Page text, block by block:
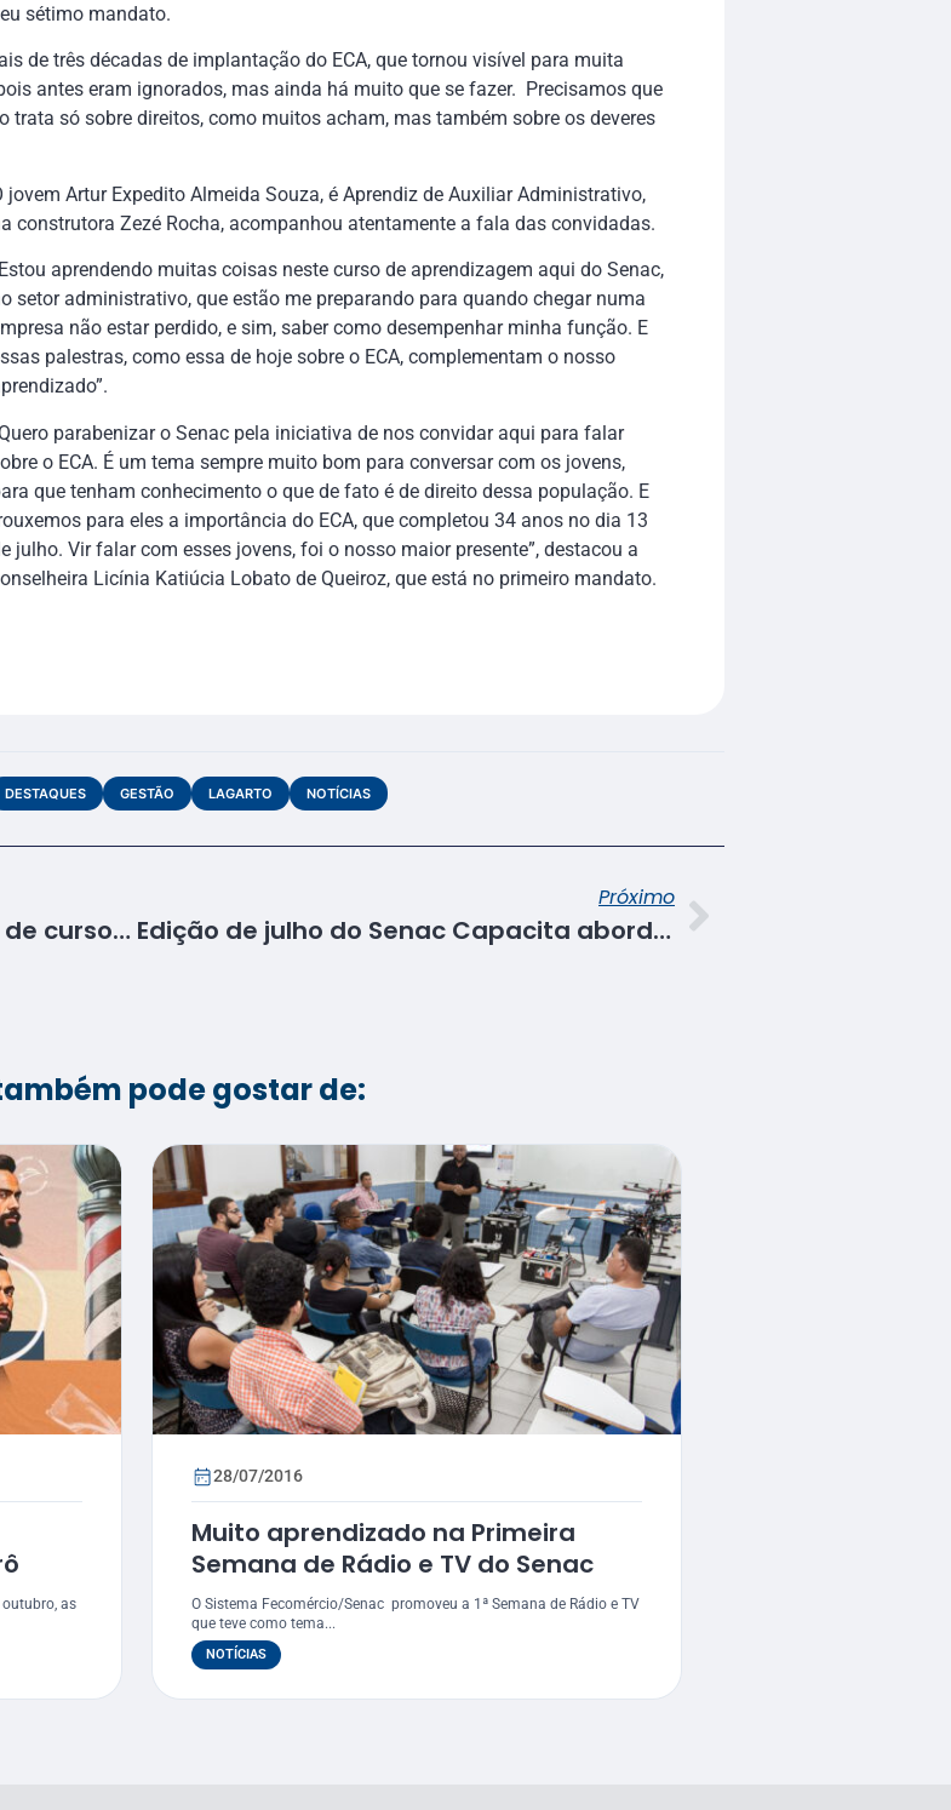
sétimo mandato.
de três décadas de implantação do ECA, que tornou visível para muita
antes eram ignorados, mas ainda há muito que se fazer. Precisamos que
trata só sobre direitos, como muitos acham, mas também sobre os deveres
jovem Artur Expedito Almeida Souza, é Aprendiz de Auxiliar Administrativo,
construtora Zezé Rocha, acompanhou atentamente a fala das convidadas.
aprendendo muitas coisas neste curso de aprendizagem aqui do Senac,
setor administrativo, que estão me preparando para quando chegar numa
não estar perdido, e sim, saber como desempenhar minha função. E
palestras, como essa de hoje sobre o ECA, complementam o nosso
parabenizar o Senac pela iniciativa de nos convidar aqui para falar
o ECA. É um tema sempre muito bom para conversar com os jovens,
que tenham conhecimento o que de fato é de direito dessa população. E
para eles a importância do ECA, que completou 34 anos no dia 13
julho. Vir falar com esses jovens, foi o nosso maior presente”, destacou a
Licínia Katiúcia Lobato de Queiroz, que está no primeiro mandato.
DESTAQUES GESTÃO LAGARTO NOTÍCIAS
Instrutora do Senac SE participa de curso de Simulação Realística no Albert Einstein
Próximo
Edição de julho do Senac Capacita aborda Itinerários Formativos
pode gostar de:
as
28/07/2016
Muito aprendizado na Primeira
Semana de Rádio e TV do Senac
O Sistema Fecomércio/Senac promoveu a 1ª Semana de Rádio e TV
que teve como tema...
NOTÍCIAS